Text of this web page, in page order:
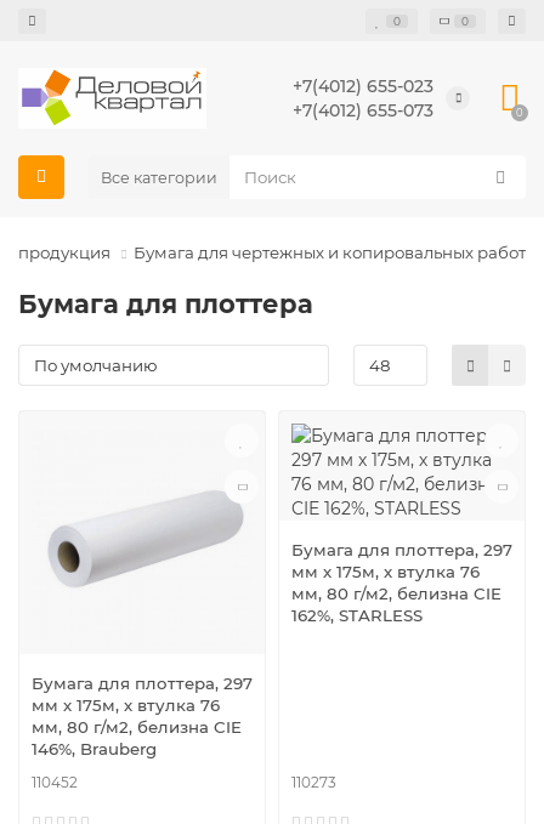
0 0
+7(4012) 655-023
+7(4012) 655-073
0
Все категории
продукция Бумага для чертежных и копировальных работ
Бумага для плоттера
Бумага для плоттера, 297
мм х 175м, х втулка 76
мм, 80 г/м2, белизна CIE
146%, Brauberg
110452
Бумага для плоттера, 297
мм х 175м, х втулка 76
мм, 80 г/м2, белизна CIE
162%, STARLESS
110273